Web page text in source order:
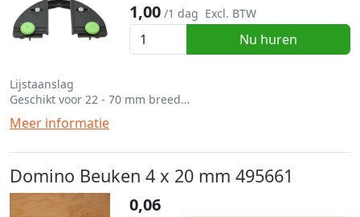
1,00 /1 dag Excl. BTW
Nu huren
Lijstaanslag
Geschikt voor 22 - 70 mm breed
Geschikt voor de DF500 en DF700
Meer informatie
Domino Beuken 4 x 20 mm 495661
0,06